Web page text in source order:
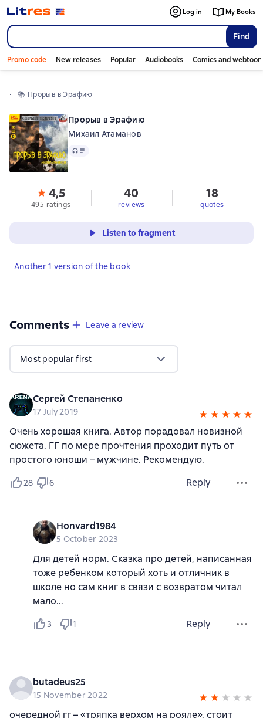
Find
Log in My Books
Promo code New releases Popular Audiobooks Comics and
📚 Прорыв в Эрафию
Comments 40 reviews
Leave a review
Most popular first
Сергей Степаненко
17 July 2019
Очень хорошая книга. Автор порадовал новизной
сюжета. ГГ по мере прочтения проходит путь от
простого юноши – мужчине. Рекомендую.
28 6 Reply
Honvard1984
5 October 2023
Для детей норм. Сказка про детей, написанная
тоже ребенком который хоть и отличник в
школе но сам книг в связи с возвратом читал
мало...
3 1 Reply
butadeus25
15 November 2022
очередной гг – «тряпка верхом на рояле». стоит
Прорыв в Эрафию
Михаил Атаманов
Audio
4,5
495 ratings
40
reviews
18
quotes
Listen to fragment
Another 1 version of the book